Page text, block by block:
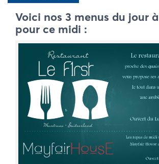
Voici nos 3 menus du jour
pour ce midi :